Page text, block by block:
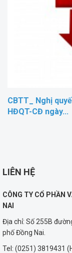
CBTT_ Nghị
HĐQT-CĐ ngày...
LIÊN HỆ
CÔNG TY CỔ PHẦN
NAI
Địa chỉ: Số 255B
phố Đồng Nai.
Tel: (0251) 3819431